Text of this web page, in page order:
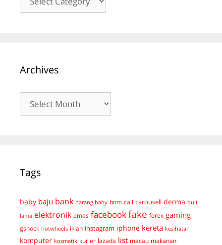
Archives
Archives
Tags
baby baju bank barang baby bnm call carousell derma duit
lama elektronik emas facebookfake forex gaming
gshock hotwheels iklan instagram iphone kereta kesihatan
komputer kosmetik kurier lazada list macau makanan